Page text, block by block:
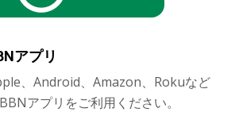
アプリ
、Android、Amazon、Rokuなど
アプリをご利用ください。